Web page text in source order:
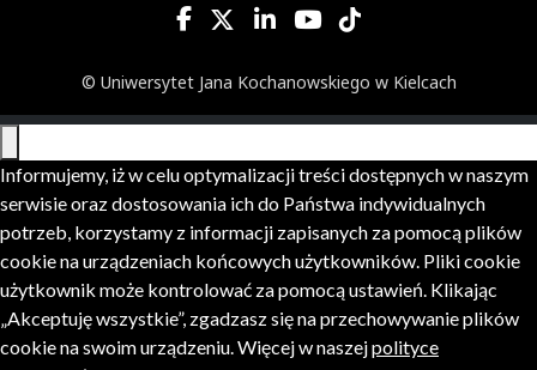
© Uniwersytet Jana Kochanowskiego w Kielcach
Informujemy, iż w celu optymalizacji treści dostępnych w naszym
serwisie oraz dostosowania ich do Państwa indywidualnych
potrzeb, korzystamy z informacji zapisanych za pomocą plików
cookie na urządzeniach końcowych użytkowników. Pliki cookie
użytkownik może kontrolować za pomocą ustawień. Klikając
„Akceptuję wszystkie”, zgadzasz się na przechowywanie plików
cookie na swoim urządzeniu. Więcej w naszejpolityce